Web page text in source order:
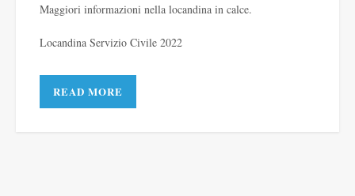
Maggiori informazioni nella locandina in calce.
Locandina Servizio Civile 2022
READ MORE